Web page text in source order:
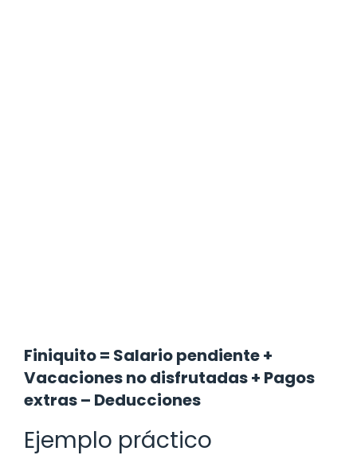
Finiquito = Salario pendiente +
Vacaciones no disfrutadas + Pagos
extras – Deducciones
Ejemplo práctico